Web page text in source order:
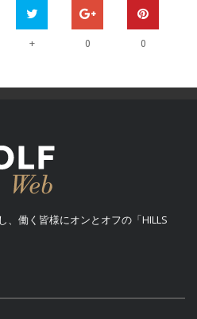
+ 0 0
、働く皆様にオンとオフの「HILLS